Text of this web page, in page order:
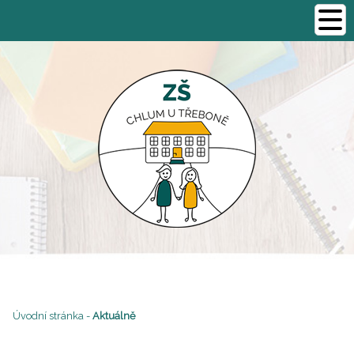
Úvodní stránka - Aktuálně